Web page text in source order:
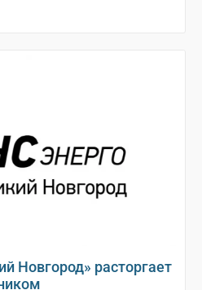
Новгород» расторгает